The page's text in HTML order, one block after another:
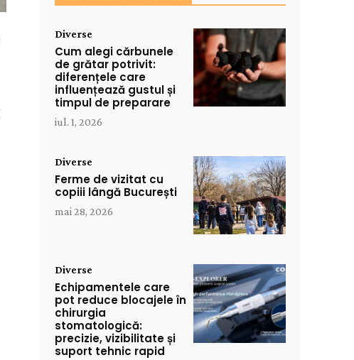
Diverse
Cum alegi cărbunele
de grătar potrivit:
diferențele care
influențează gustul și
timpul de preparare
iul. 1, 2026
Diverse
Ferme de vizitat cu
copiii lângă București
mai 28, 2026
Diverse
Echipamentele care
pot reduce blocajele în
chirurgia
stomatologică:
precizie, vizibilitate și
suport tehnic rapid